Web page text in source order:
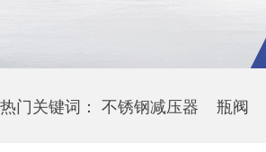
热门关键词： 不锈钢减压器 瓶阀